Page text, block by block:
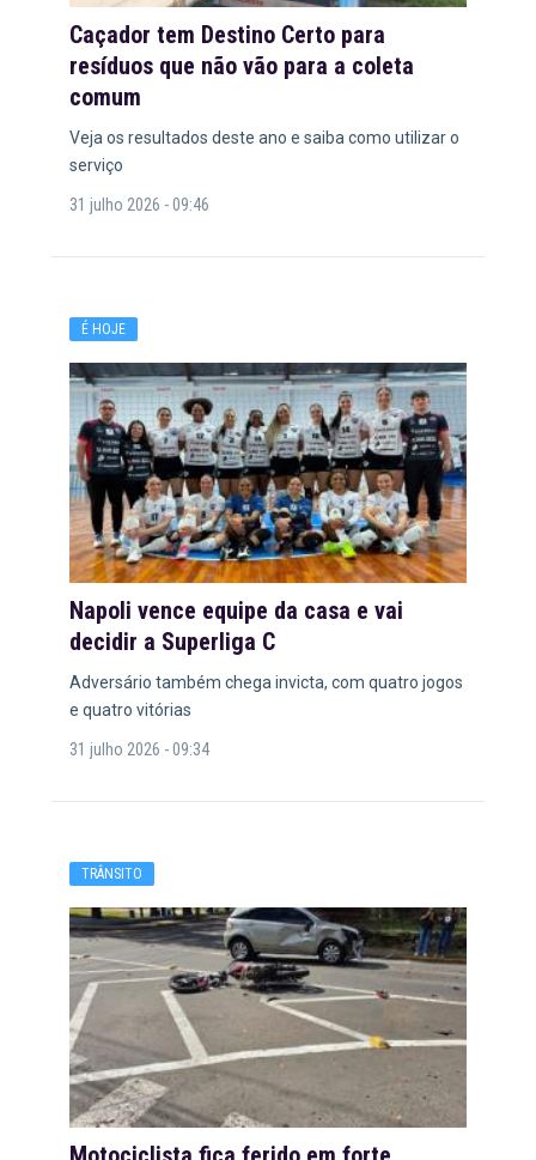
Caçador tem Destino Certo para
resíduos que não vão para a coleta
comum
Veja os resultados deste ano e saiba como utilizar o
serviço
31 julho 2026 - 09:46
É HOJE
Napoli vence equipe da casa e vai
decidir a Superliga C
Adversário também chega invicta, com quatro jogos
e quatro vitórias
31 julho 2026 - 09:34
TRÂNSITO